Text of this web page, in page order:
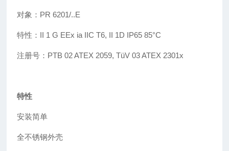
对象：PR 6201/..E
特性： II 1 G EEx ia IIC T6, II 1D IP65 85°C
注册号 ： PTB 02 ATEX 2059, TüV 03 ATEX 2301x
特性
安装简单
全不锈钢外壳